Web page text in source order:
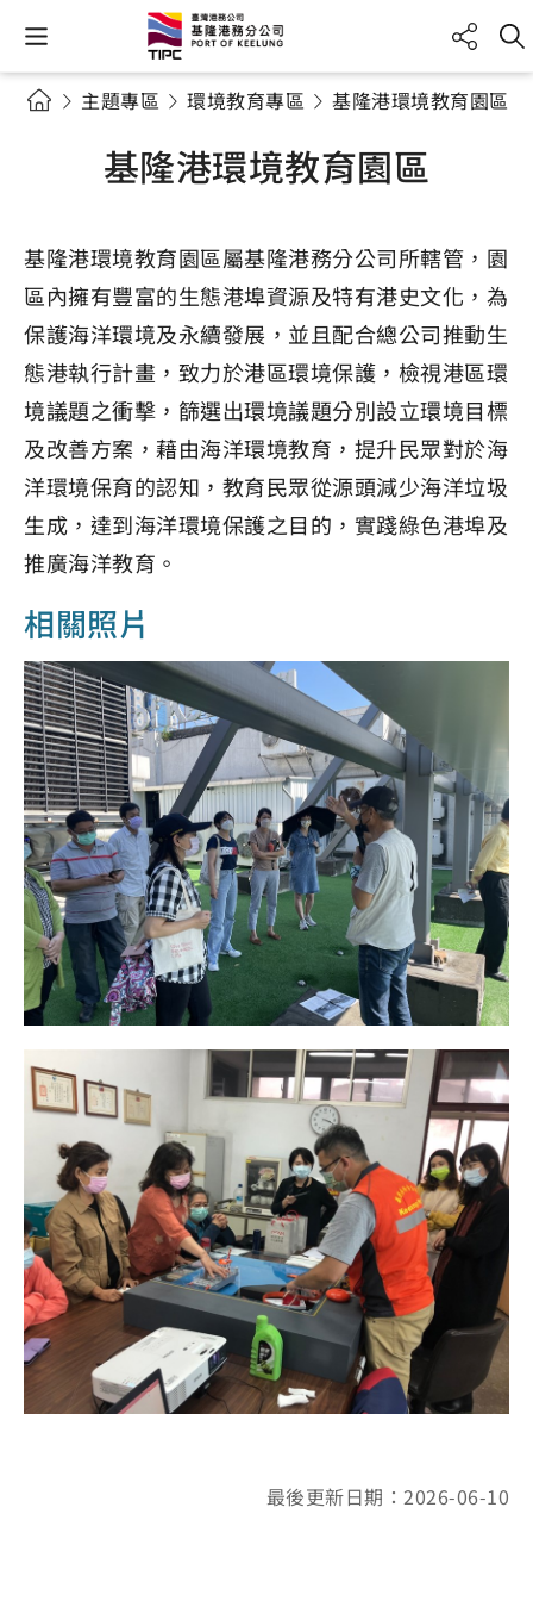
主題專區 環境教育專區 基隆港環境教育園區
基隆港環境教育園區
基隆港環境教育園區屬基隆港務分公司所轄管，園
區內擁有豐富的生態港埠資源及特有港史文化，為
保護海洋環境及永續發展，並且配合總公司推動生
態港執行計畫，致力於港區環境保護，檢視港區環
境議題之衝擊，篩選出環境議題分別設立環境目標
及改善方案，藉由海洋環境教育，提升民眾對於海
洋環境保育的認知，教育民眾從源頭減少海洋垃圾
生成，達到海洋環境保護之目的，實踐綠色港埠及
推廣海洋教育。
相關照片
最後更新日期：2026-06-10